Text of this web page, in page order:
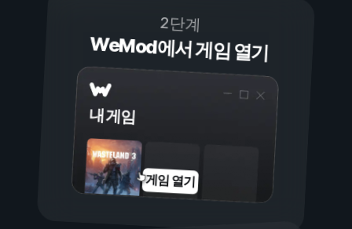
2단계
WeMod에서 게임 열기
내 게임
게임 열기